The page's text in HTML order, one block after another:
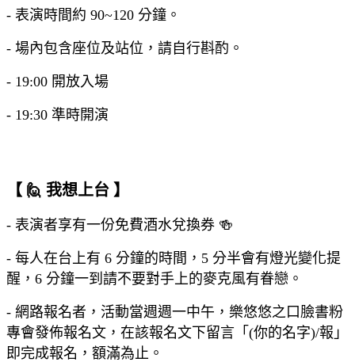
- 表演時間約 90~120 分鐘。
- 場內包含座位及站位，請自行斟酌。
- 19:00 開放入場
- 19:30 準時開演
【 🙋 我想上台 】
- 表演者享有一份免費酒水兌換券 🍻
- 每人在台上有 6 分鐘的時間，5 分半會有燈光變化提
醒，6 分鐘一到請不要對手上的麥克風有眷戀。
- 網路報名者，活動當週週一中午，樂悠悠之口臉書粉
專會發佈報名文，在該報名文下留言「(你的名字)/報」
即完成報名，額滿為止。